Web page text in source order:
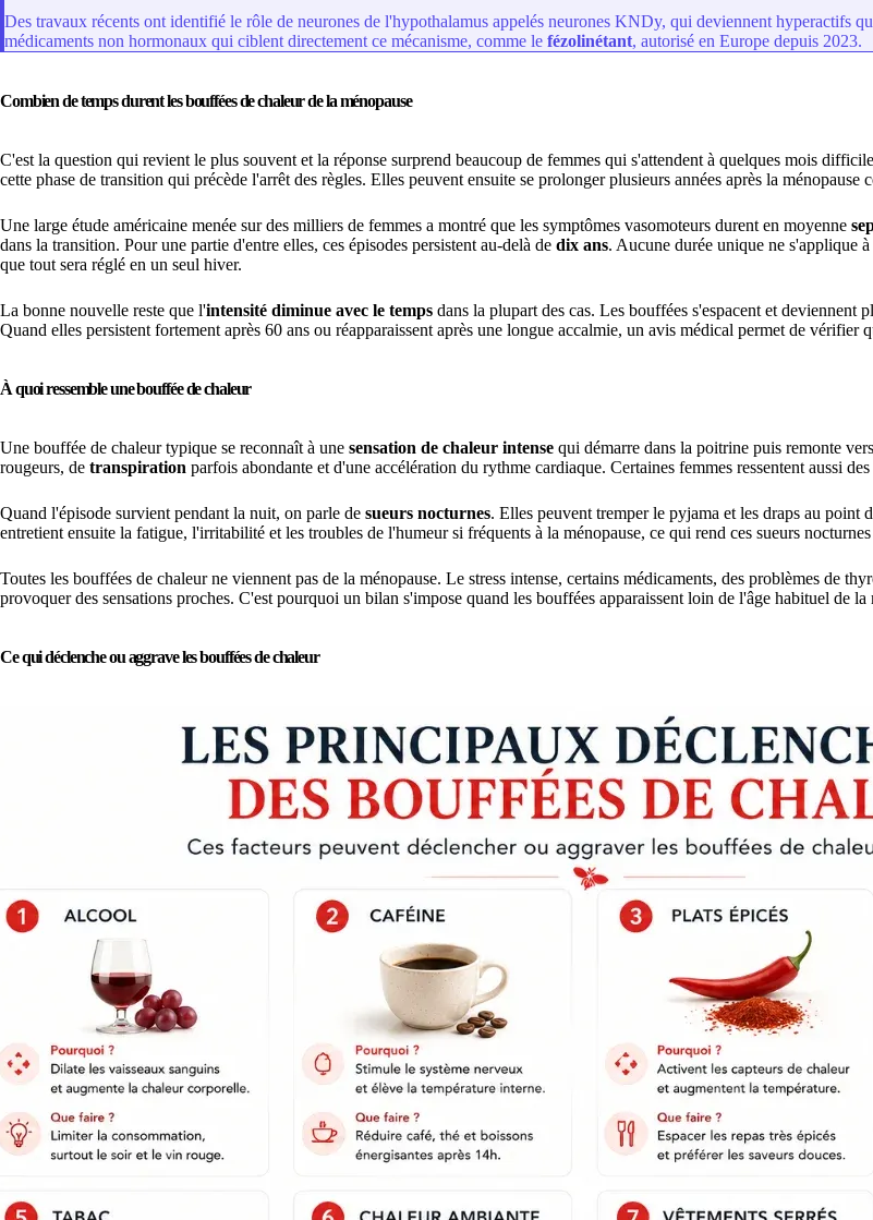
Des travaux récents ont identifié le rôle de neurones de l'hypothalamus appelés neurones KNDy, qui deviennent hyperactifs
médicaments non hormonaux qui ciblent directement ce mécanisme, comme le fézolinétant, autorisé en Europe depuis 2023.
Combien de temps durent les bouffées de chaleur de la ménopause
C'est la question qui revient le plus souvent et la réponse surprend beaucoup de femmes qui s'attendent à quelques mois
cette phase de transition qui précède l'arrêt des règles. Elles peuvent ensuite se prolonger plusieurs années après la ménopause
Une large étude américaine menée sur des milliers de femmes a montré que les symptômes vasomoteurs durent en moyenne
dans la transition. Pour une partie d'entre elles, ces épisodes persistent au-delà de dix ans. Aucune durée unique ne s'applique
que tout sera réglé en un seul hiver.
La bonne nouvelle reste que l'intensité diminue avec le temps dans la plupart des cas. Les bouffées s'espacent et deviennent
Quand elles persistent fortement après 60 ans ou réapparaissent après une longue accalmie, un avis médical permet de vérifier
À quoi ressemble une bouffée de chaleur
Une bouffée de chaleur typique se reconnaît à une sensation de chaleur intense qui démarre dans la poitrine puis remonte
rougeurs, de transpiration parfois abondante et d'une accélération du rythme cardiaque. Certaines femmes ressentent aussi
Quand l'épisode survient pendant la nuit, on parle de sueurs nocturnes. Elles peuvent tremper le pyjama et les draps au point
entretient ensuite la fatigue, l'irritabilité et les troubles de l'humeur si fréquents à la ménopause, ce qui rend ces sueurs
Toutes les bouffées de chaleur ne viennent pas de la ménopause. Le stress intense, certains médicaments, des problèmes de
provoquer des sensations proches. C'est pourquoi un bilan s'impose quand les bouffées apparaissent loin de l'âge habituel de
Ce qui déclenche ou aggrave les bouffées de chaleur